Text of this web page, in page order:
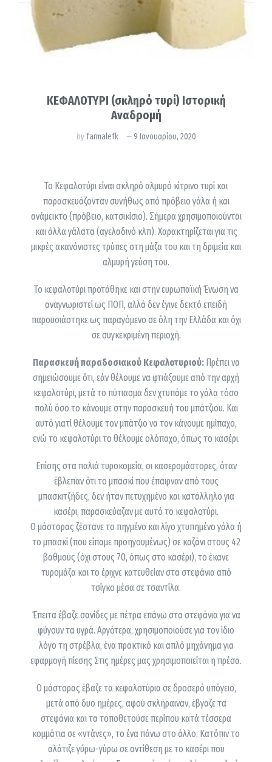
ΚΕΦΑΛΟΤΥΡΙ (σκληρό τυρί) Ιστορική
Αναδρομή
byfarmalefk 9 Ιανουαρίου, 2020
Το Κεφαλοτύρι είναι σκληρό αλμυρό κίτρινο τυρί και
παρασκευάζονταν συνήθως από πρόβειο γάλα ή και
ανάμεικτο (πρόβειο, κατσικίσιο). Σήμερα χρησιμοποιούνται
και άλλα γάλατα (αγελαδινό κλπ). Χαρακτηρίζεται για τις
μικρές ακανόνιστες τρύπες στη μάζα του και τη δριμεία και
αλμυρή γεύση του.
Το κεφαλοτύρι προτάθηκε και στην ευρωπαϊκή Ένωση να
αναγνωριστεί ως ΠΟΠ, αλλά δεν έγινε δεκτό επειδή
παρουσιάστηκε ως παραγόμενο σε όλη την Ελλάδα και όχι
σε συγκεκριμένη περιοχή.
Παρασκευή παραδοσιακού Κεφαλοτυριού: Πρέπει να
σημειώσουμε ότι, εάν θέλουμε να φτιάξουμε από την αρχή
κεφαλοτύρι, μετά το πύτιασμα δεν χτυπάμε το γάλα τόσο
πολύ όσο το κάνουμε στην παρασκευή του μπάτζιου. Και
αυτό γιατί θέλουμε τον μπάτζιο να τον κάνουμε ημίπαχο,
ενώ το κεφαλοτύρι το θέλουμε ολόπαχο, όπως το κασέρι.
Επίσης στα παλιά τυροκομεία, οι κασερομάστορες, όταν
έβλεπαν ότι το μπασκί που έπαιρναν από τους
μπασκιτζήδες, δεν ήταν πετυχημένο και κατάλληλο για
κασέρι, παρασκεύαζαν με αυτό το κεφαλοτύρι.
Ο μάστορας ζέστανε το πηγμένο και λίγο χτυπημένο γάλα ή
το μπασκί (που είπαμε προηγουμένως) σε καζάνι στους 42
βαθμούς (όχι στους 70, όπως στο κασέρι), το έκανε
τυρομάζα και το έριχνε κατευθείαν στα στεφάνια από
τσίγκο μέσα σε τσαντίλα.
Έπειτα έβαζε σανίδες με πέτρα επάνω στα στεφάνια για να
φύγουν τα υγρά. Αργότερα, χρησιμοποιούσε για τον ίδιο
λόγο τη στρέβλα, ένα πρακτικό και απλό μηχάνημα για
εφαρμογή πίεσης Στις ημέρες μας χρησιμοποιείται η πρέσα.
Ο μάστορας έβαζε τα κεφαλοτύρια σε δροσερό υπόγειο,
μετά από δυο ημέρες, αφού σκλήραιναν, έβγαζε τα
στεφάνια και τα τοποθετούσε περίπου κατά τέσσερα
κομμάτια σε «ντάνες», το ένα πάνω στο άλλο. Κατόπιν το
αλάτιζε γύρω-γύρω σε αντίθεση με το κασέρι που